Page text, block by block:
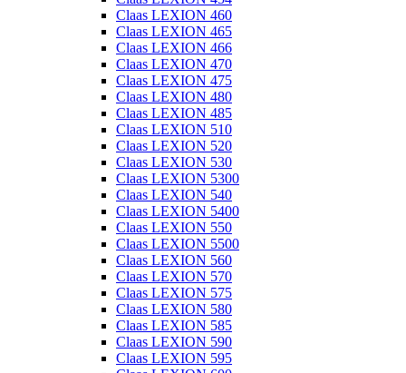
Claas LEXION 460
Claas LEXION 465
Claas LEXION 466
Claas LEXION 470
Claas LEXION 475
Claas LEXION 480
Claas LEXION 485
Claas LEXION 510
Claas LEXION 520
Claas LEXION 530
Claas LEXION 5300
Claas LEXION 540
Claas LEXION 5400
Claas LEXION 550
Claas LEXION 5500
Claas LEXION 560
Claas LEXION 570
Claas LEXION 575
Claas LEXION 580
Claas LEXION 585
Claas LEXION 590
Claas LEXION 595